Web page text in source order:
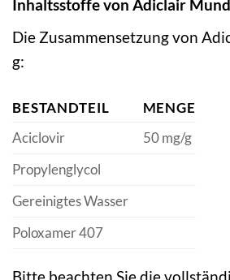
Inhaltsstoffe von Adiclair
Die Zusammensetzung von
g:
BESTANDTEIL
MENGE
Aciclovir
50 mg/g
Propylenglycol
Gereinigtes Wasser
Poloxamer 407